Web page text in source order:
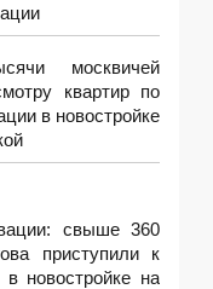
москвичей
квартир по
в новостройке
свыше 360
приступили к
в новостройке на